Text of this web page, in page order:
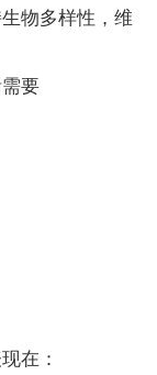
物多样性，维
要
在：